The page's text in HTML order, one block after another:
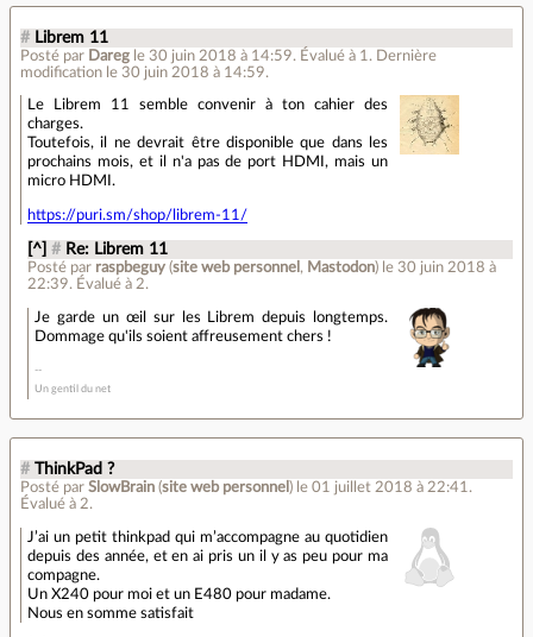
# Librem 11
Posté par Dareg le 30 juin 2018 à 14:59. Évalué à 1 . Dernière
modification le 30 juin 2018 à 14:59.
Le Librem 11 semble convenir à ton cahier des
charges.
Toutefois, il ne devrait être disponible que dans les
prochains mois, et il n'a pas de port HDMI, mais un
micro HDMI.
https://puri.sm/shop/librem-11/
[^] # Re: Librem 11
Posté par raspbeguy (site web personnel , Mastodon) le 30 juin 2018 à
22:39. Évalué à 2.
Je garde un œil sur les Librem depuis longtemps.
Dommage qu'ils soient affreusement chers !
Un gentil du net
# ThinkPad ?
Posté par SlowBrain (site web personnel ) le 01 juillet 2018 à 22:41 .
Évalué à 2.
J’ai un petit thinkpad qui m’accompagne au quotidien
depuis des année, et en ai pris un il y as peu pour ma
compagne.
Un X240 pour moi et un E480 pour madame.
Nous en somme satisfait